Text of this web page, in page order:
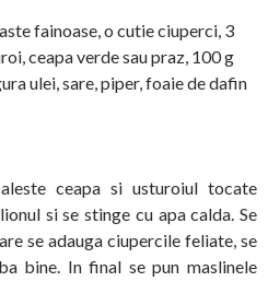
fainoase, o cutie ciuperci, 3
ceapa verde sau praz, 100 g
ulei, sare, piper, foaie de dafin
ceapa si usturoiul tocate
si se stinge cu apa calda. Se
se adauga ciupercile feliate, se
bine. In final se pun maslinele